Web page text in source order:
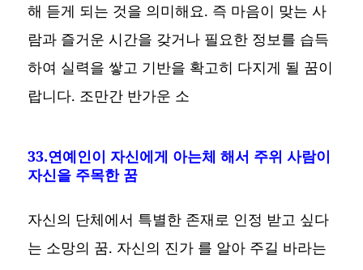
해 듣게 되는 것을 의미해요. 즉 마음이 맞는 사
람과 즐거운 시간을 갖거나 필요한 정보를 습득
하여 실력을 쌓고 기반을 확고히 다지게 될 꿈이
랍니다. 조만간 반가운 소
33.연예인이 자신에게 아는체 해서 주위 사람이
자신을 주목한 꿈
자신의 단체에서 특별한 존재로 인정 받고 싶다
는 소망의 꿈. 자신의 진가 를 알아 주길 바라는